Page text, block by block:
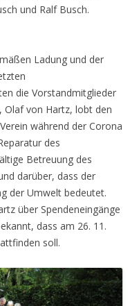
und Ralf Busch.
Ladung und der
die Vorstandmitglieder
Olaf von Hartz, lobt den
während der Corona
des
Betreuung des
darüber, dass der
der Umwelt bedeutet.
über Spendeneingänge
dass am 26. 11.
soll.